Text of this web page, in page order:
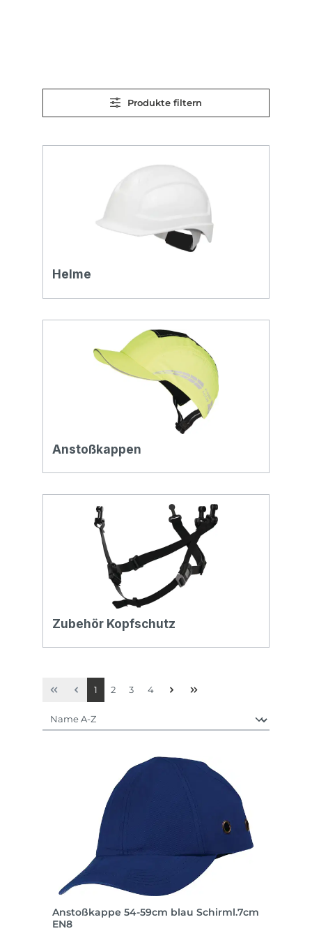
Produkte filtern
Helme
Anstoßkappen
Zubehör Kopfschutz
Seite
1 Seite
2 Seite
3 Seite
4
Anstoßkappe 54-59cm blau Schirml.7cm
EN8